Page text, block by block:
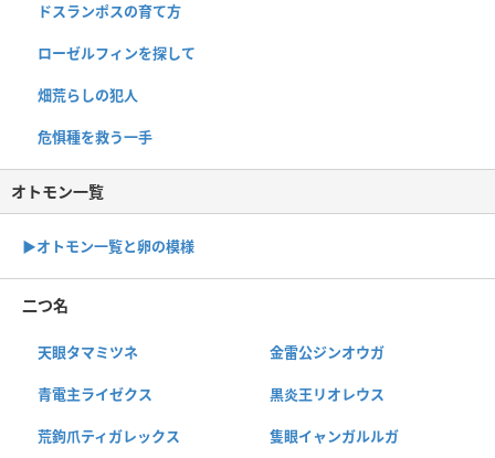
ドスランポスの育て方
ローゼルフィンを探して
畑荒らしの犯人
危惧種を救う一手
オトモン一覧
▶︎オトモン一覧と卵の模様
二つ名
天眼タマミツネ 金雷公ジンオウガ
青電主ライゼクス 黒炎王リオレウス
荒鉤爪ティガレックス 隻眼イャンガルルガ